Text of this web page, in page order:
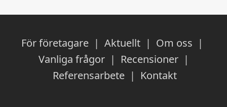
För företagare | Aktuellt | Om oss |
Vanliga frågor| Recensioner|
Referensarbete | Kontakt